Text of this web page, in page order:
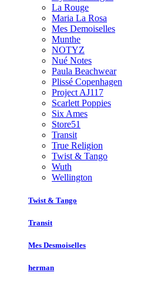
La Rouge
Maria La Rosa
Mes Demoiselles
Munthe
NOTYZ
Nué Notes
Paula Beachwear
Plissé Copenhagen
Project AJ117
Scarlett Poppies
Six Ames
Store51
Transit
True Religion
Twist & Tango
Wuth
Wellington
Twist & Tango
Transit
Mes Desmoiselles
herman